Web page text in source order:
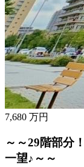
7,680 万円
～～29階部分
一望♪～～